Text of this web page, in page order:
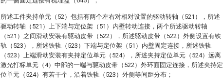
所述工件夹持单元（52）包括有两个左右对相对设置的驱动转轴（521），所述
驱动转轴（521）上下端与定位架（51）内壁转动连接，两个所述驱动转轴
（521）之间滑动安装有驱动皮带（522），所述驱动皮带（522）外侧设置有铁
轨（523），所述铁轨（523）下端与定位架（51）内壁固定连接，所述铁轨
（523）上端滑动安装有夹持定位单元（524），所述夹持定位单元（524）远离
激光打标单元（4）中部的一端与驱动皮带（522）外环面固定连接，所述夹持定
位单元（524）有若干个，沿着铁轨（523）外侧等间距分布；